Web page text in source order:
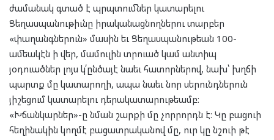
ժամանակ գտած է պրպտումներ կատարելու
Ցեղասպանութիւնը իրականացնողներու տարբեր
«փաղանգներուն» մասին եւ Ցեղասպանութեան 100-
ամեակէն ի վեր, մամուլին տրուած կամ անտիպ
յօդուածներ լոյս կ՛ընծայէ նաեւ հատորներով, նախ՝ խղճի
պարտք մը կատարողի, ապա նաեւ նոր սերունդներուն
յիշեցում կատարելու դերակատարութեամբ։
«Խճանկարներ»-ը նման շարքի մը չորրորդն է։ Կը բացուի
հեղինակին կողմէ բացատրականով մը, ուր կը նշուի թէ